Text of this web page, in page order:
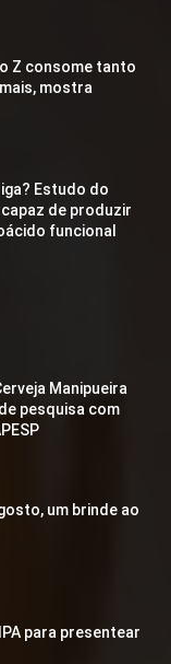
Z consome tanto
mostra
Estudo do
de produzir
funcional
Manipueira
pesquisa com
um brinde ao
para presentear